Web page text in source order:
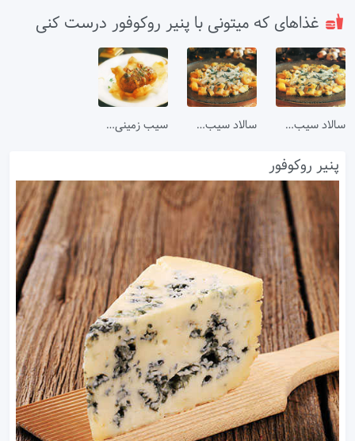
غذاهای که میتونی با پنیر روکوفور درست کنی
سالاد سیب زمینی سالاد سیب زمینی سیب زمینی پنیری
پنیر روکوفور